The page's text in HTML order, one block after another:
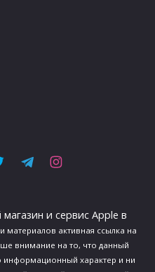
и сервис Apple в
материалов активная ссылка на
внимание на то, что данный
информационный характер и ни